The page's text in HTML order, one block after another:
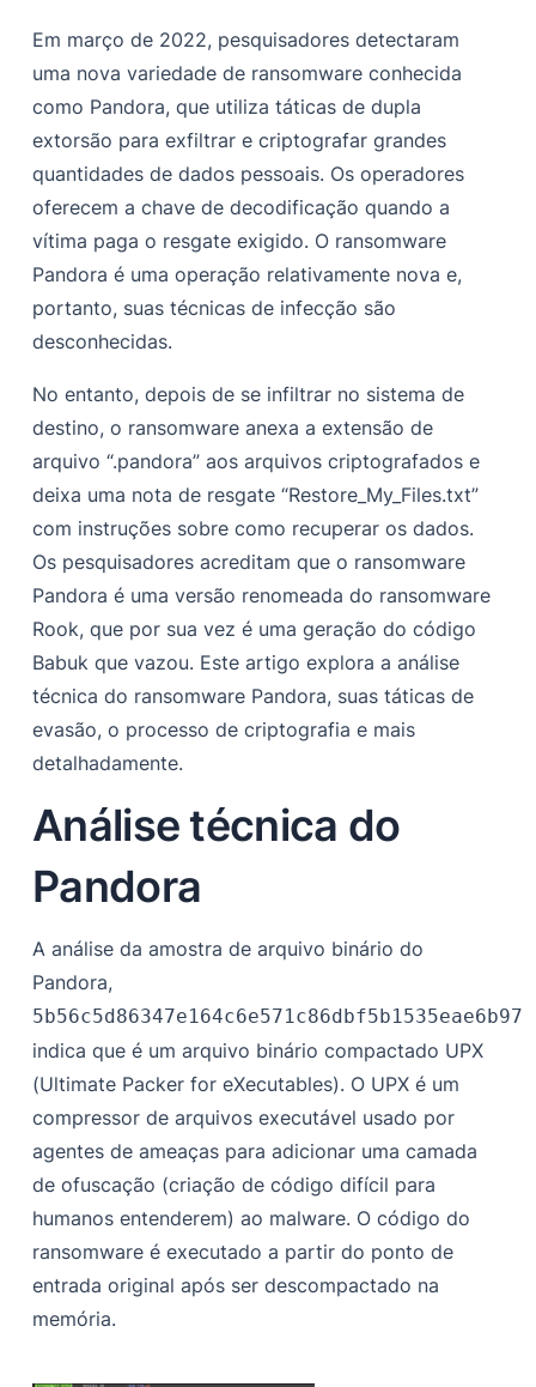
Em março de 2022, pesquisadores detectaram
uma nova variedade de ransomware conhecida
como Pandora, que utiliza táticas de dupla
extorsão para exfiltrar e criptografar grandes
quantidades de dados pessoais. Os operadores
oferecem a chave de decodificação quando a
vítima paga o resgate exigido. O ransomware
Pandora é uma operação relativamente nova e,
portanto, suas técnicas de infecção são
desconhecidas.
No entanto, depois de se infiltrar no sistema de
destino, o ransomware anexa a extensão de
arquivo “.pandora” aos arquivos criptografados e
deixa uma nota de resgate “Restore_My_Files.txt”
com instruções sobre como recuperar os dados.
Os pesquisadores acreditam que o ransomware
Pandora é uma versão renomeada do ransomware
Rook, que por sua vez é uma geração do código
Babuk que vazou. Este artigo explora a análise
técnica do ransomware Pandora, suas táticas de
evasão, o processo de criptografia e mais
detalhadamente.
Análise técnica do
Pandora
A análise da amostra de arquivo binário do
Pandora,
indica que é um arquivo binário compactado UPX
(Ultimate Packer for eXecutables). O UPX é um
compressor de arquivos executável usado por
agentes de ameaças para adicionar uma camada
de ofuscação (criação de código difícil para
humanos entenderem) ao malware. O código do
ransomware é executado a partir do ponto de
entrada original após ser descompactado na
memória.